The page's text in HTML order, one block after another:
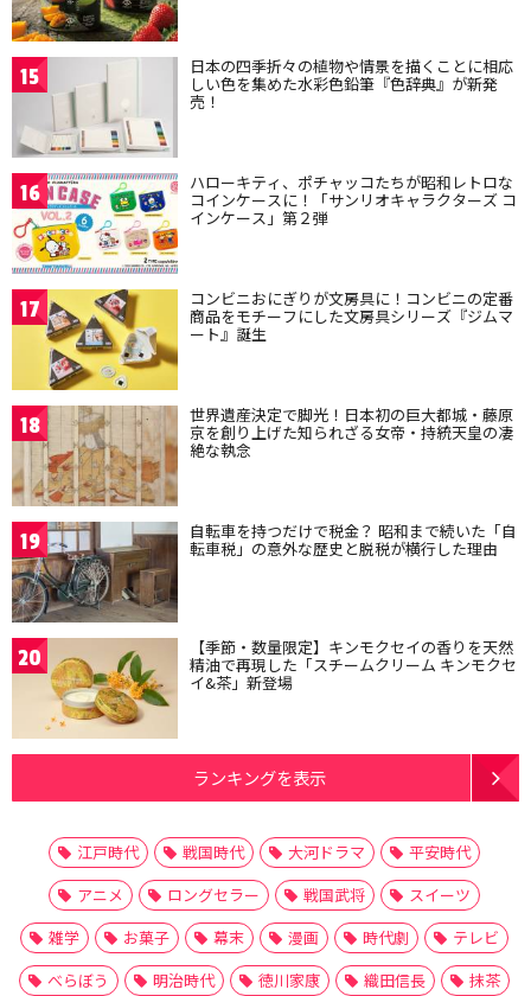
15 日本の四季折々の植物や情景を描くことに相応
しい色を集めた水彩色鉛筆『色辞典』が新発
売！
16 ハローキティ、ポチャッコたちが昭和レトロな
コインケースに！「サンリオキャラクターズ コ
インケース」第２弾
17 コンビニおにぎりが文房具に！コンビニの定番
商品をモチーフにした文房具シリーズ『ジムマ
ート』誕生
18 世界遺産決定で脚光！日本初の巨大都城・藤原
京を創り上げた知られざる女帝・持統天皇の凄
絶な執念
19 自転車を持つだけで税金？ 昭和まで続いた「自
転車税」の意外な歴史と脱税が横行した理由
20 【季節・数量限定】キンモクセイの香りを天然
精油で再現した「スチームクリーム キンモクセ
イ&茶」新登場
ランキングを表示
江戸時代 戦国時代 大河ドラマ
平安時代
アニメ
ロングセラー 戦国武将
スイーツ
雑学
お菓子 幕末 漫画 時代劇
テレビ
べらぼう
明治時代 徳川家康 織田信長
抹茶